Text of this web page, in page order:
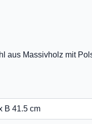
aus Massivholz mit
B 41.5 cm